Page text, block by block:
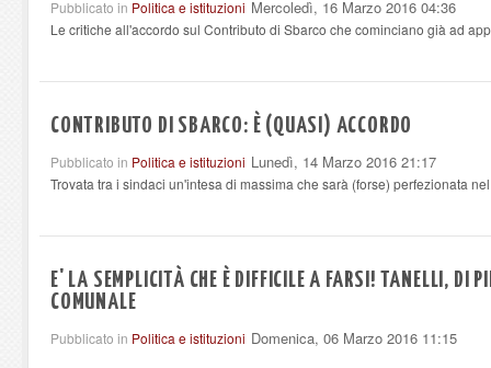
Pubblicato in Politica e istituzioni Mercoledì, 16 Marzo 2016 04:36
Le critiche all'accordo sul Contributo di Sbarco che cominciano già ad
CONTRIBUTO DI SBARCO: È (QUASI) ACCORDO
Pubblicato in Politica e istituzioni Lunedì, 14 Marzo 2016 21:17
Trovata tra i sindaci un'intesa di massima che sarà (forse) perfezionata
E' LA SEMPLICITÀ CHE È DIFFICILE A FARSI! TANELLI, DI
COMUNALE
Pubblicato in Politica e istituzioni Domenica, 06 Marzo 2016 11:15